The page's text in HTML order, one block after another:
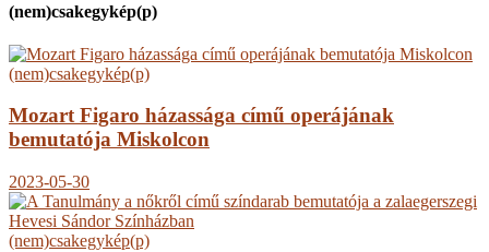
(nem)csakegykép(p)
(nem)csakegykép(p)
Mozart Figaro házassága című operájának
bemutatója Miskolcon
2023-05-30
(nem)csakegykép(p)